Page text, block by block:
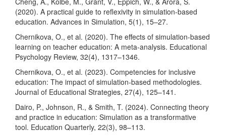
(2020). A practical guide to reflexivity in simulation-based
education. Advances in Simulation, 5(1), 15–27.
Chernikova, O., et al. (2020). The effects of simulation-based
learning on teacher education: A meta-analysis. Educational
Psychology Review, 32(4), 1317–1346.
Chernikova, O., et al. (2023). Competencies for inclusive
education: The impact of simulation-based methodologies.
Journal of Educational Strategies, 27(4), 125–141.
Dairo, P., Johnson, R., & Smith, T. (2024). Connecting theory
and practice in education: Simulation as a transformative
tool. Education Quarterly, 22(3), 98–113.